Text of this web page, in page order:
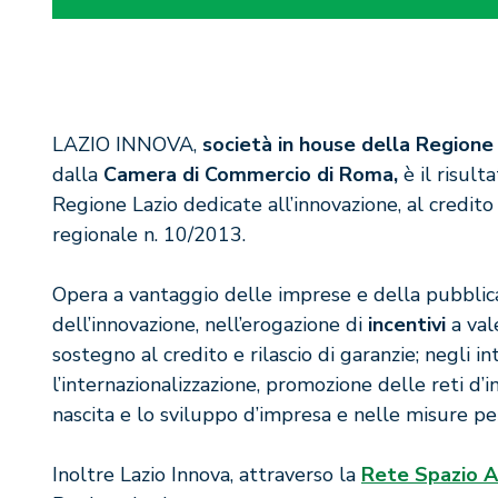
LAZIO INNOVA, società in house della Regione
dalla Camera di Commercio di Roma, è il
Regione Lazio dedicate all’innovazione, al
regionale n. 10/2013.
Opera a vantaggio delle imprese e della
dell’innovazione, nell’erogazione di incentivi a
sostegno al credito e rilascio di garanzie; negli
l’internazionalizzazione, promozione delle reti
nascita e lo sviluppo d’impresa e nelle misure
Inoltre Lazio Innova, attraverso la Rete Spazio